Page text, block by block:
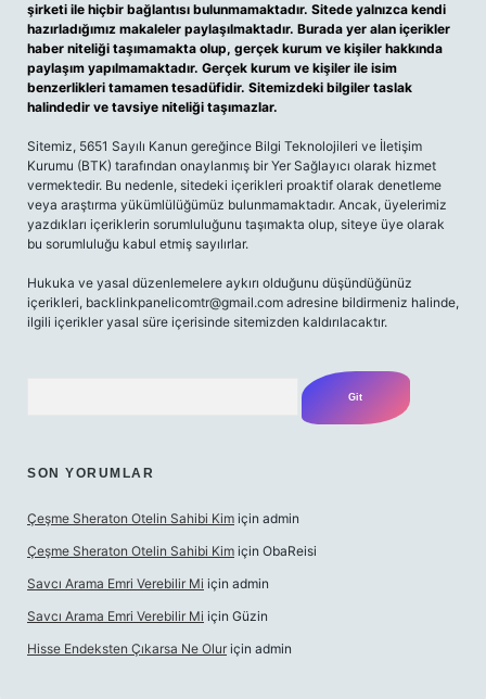
şirketi ile hiçbir bağlantısı bulunmamaktadır. Sitede yalnızca kendi
hazırladığımız makaleler paylaşılmaktadır. Burada yer alan içerikler
haber niteliği taşımamakta olup, gerçek kurum ve kişiler hakkında
paylaşım yapılmamaktadır. Gerçek kurum ve kişiler ile isim
benzerlikleri tamamen tesadüfidir. Sitemizdeki bilgiler taslak
halindedir ve tavsiye niteliği taşımazlar.
Sitemiz, 5651 Sayılı Kanun gereğince Bilgi Teknolojileri ve İletişim
Kurumu (BTK) tarafından onaylanmış bir Yer Sağlayıcı olarak hizmet
vermektedir. Bu nedenle, sitedeki içerikleri proaktif olarak denetleme
veya araştırma yükümlülüğümüz bulunmamaktadır. Ancak, üyelerimiz
yazdıkları içeriklerin sorumluluğunu taşımakta olup, siteye üye olarak
bu sorumluluğu kabul etmiş sayılırlar.
Hukuka ve yasal düzenlemelere aykırı olduğunu düşündüğünüz
içerikleri, backlinkpanelicomtr@gmail.com adresine bildirmeniz halinde,
ilgili içerikler yasal süre içerisinde sitemizden kaldırılacaktır.
SON YORUMLAR
Çeşme Sheraton Otelin Sahibi Kim için admin
Çeşme Sheraton Otelin Sahibi Kim için ObaReisi
Savcı Arama Emri Verebilir Mi için admin
Savcı Arama Emri Verebilir Mi için Güzin
Hisse Endeksten Çıkarsa Ne Olur için admin